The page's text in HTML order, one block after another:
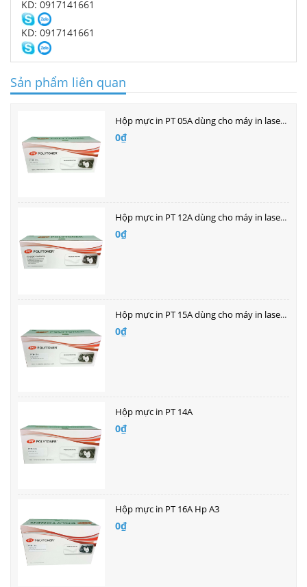
KD: 0917141661
KD: 0917141661
Sản phẩm liên quan
Hộp mực in PT 05A dùng cho máy in laser Hp
0₫
Hộp mực in PT 12A dùng cho máy in laser HP
0₫
Hộp mực in PT 15A dùng cho máy in laser HP
0₫
Hộp mực in PT 14A
0₫
Hộp mực in PT 16A Hp A3
0₫